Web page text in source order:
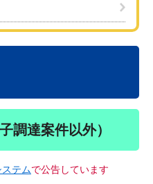
調達案件以外）
テムで公告しています